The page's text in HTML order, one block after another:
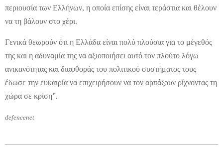
περιουσία των Ελλήνων, η οποία επίσης είναι τεράστια και θέλουν
να τη βάλουν στο χέρι.
Γενικά θεωρούν ότι η Ελλάδα είναι πολύ πλούσια για το μέγεθός
της και η αδυναμία της να αξιοποιήσει αυτό τον πλούτο λόγω
ανικανότητας και διαφθοράς του πολιτικού συστήματος τους
έδωσε την ευκαιρία να επιχειρήσουν να τον αρπάξουν ρίχνοντας τη
χώρα σε κρίση”.
defencenet